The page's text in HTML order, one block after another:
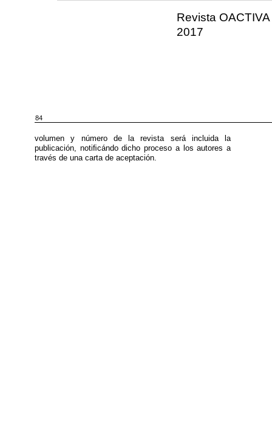
Revista
2017
84
volumen y número de la revista será incluida la
publicación, notiﬁcándo dicho proceso a los autores a
través de una carta de aceptación.